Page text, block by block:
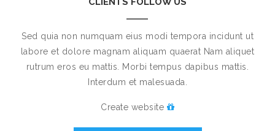
Sed quia non numquam eius modi tempora incidunt ut
labore et dolore magnam aliquam quaerat Nam aliquet
rutrum eros eu mattis. Morbi tempus dapibus mattis.
Interdum et malesuada.
Create website